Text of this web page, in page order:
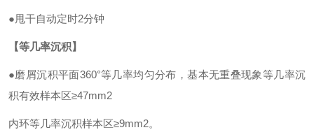
●甩干自动定时2分钟
【等几率沉积】
●磨屑沉积平面360°等几率均匀分布，基本无重叠现象等几率沉
积有效样本区≥47mm2
内环等几率沉积样本区≥9mm2。